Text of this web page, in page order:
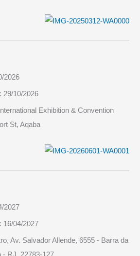
2026
29/10/2026
Exhibition & Convention
St, Aqaba
2027
16/04/2027
Av. Salvador Allende, 6555 - Barra da